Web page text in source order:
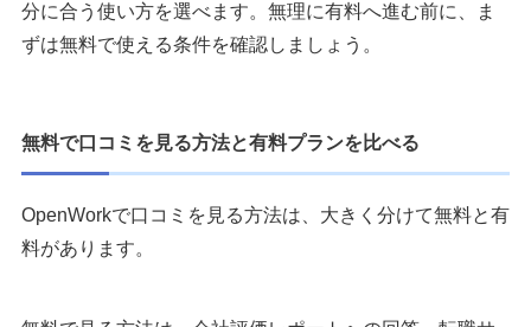
分に合う使い方を選べます。無理に有料へ進む前に、ま
ずは無料で使える条件を確認しましょう。
無料で口コミを見る方法と有料プランを比べる
OpenWorkで口コミを見る方法は、大きく分けて無料と有
料があります。